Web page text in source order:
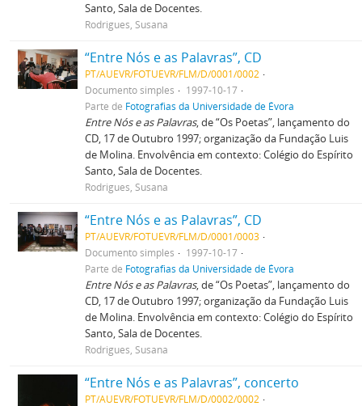
Santo, Sala de Docentes.
Rodrigues, Susana
“Entre Nós e as Palavras”, CD
PT/AUEVR/FOTUEVR/FLM/D/0001/0002
Documento simples
1997-10-17
Parte de Fotografias da Universidade de Évora
Entre Nós e as Palavras, de “Os Poetas”, lançamento do
CD, 17 de Outubro 1997; organização da Fundação Luis
de Molina. Envolvência em contexto: Colégio do Espírito
Santo, Sala de Docentes.
Rodrigues, Susana
“Entre Nós e as Palavras”, CD
PT/AUEVR/FOTUEVR/FLM/D/0001/0003
Documento simples
1997-10-17
Parte de Fotografias da Universidade de Évora
Entre Nós e as Palavras, de “Os Poetas”, lançamento do
CD, 17 de Outubro 1997; organização da Fundação Luis
de Molina. Envolvência em contexto: Colégio do Espírito
Santo, Sala de Docentes.
Rodrigues, Susana
“Entre Nós e as Palavras”, concerto
PT/AUEVR/FOTUEVR/FLM/D/0002/0002